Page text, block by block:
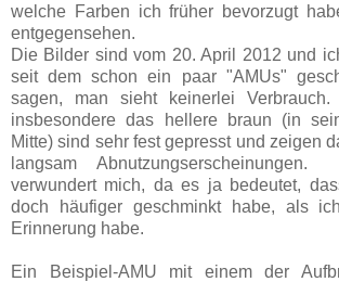
welche Farben ich früher bevorzugt
entgegensehen.
Die Bilder sind vom 20. April 2012 und
seit dem schon ein paar "AMUs"
sagen, man sieht keinerlei Verbrauch.
insbesondere das hellere braun (in
Mitte) sind sehr fest gepresst und zeigen
langsam
verwundert mich, da es ja bedeutet,
doch häufiger geschminkt habe, als
Erinnerung habe.
Ein Beispiel-AMU mit einem der